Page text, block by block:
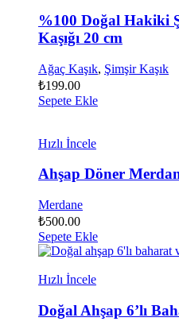
%100 Doğal Hakiki
Kaşığı 20 cm
Ağaç Kaşık, Şimşir Kaşık
₺199.00
Sepete Ekle
Hızlı İncele
Ahşap Döner
Merdane
₺500.00
Sepete Ekle
Hızlı İncele
Doğal Ahşap 6’lı